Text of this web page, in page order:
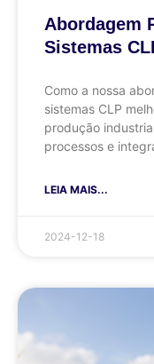
Abordagem
Sistemas
Como a nossa
sistemas CLP
produção
processos e
LEIA MAIS...
2024-12-18